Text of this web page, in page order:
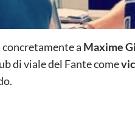
a Maxime
di viale del Fante come